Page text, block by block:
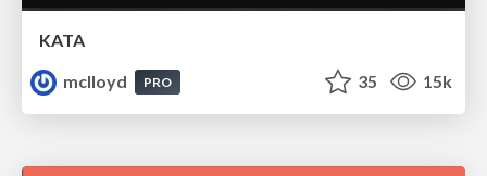
KATA
mclloyd
PRO 35 15k